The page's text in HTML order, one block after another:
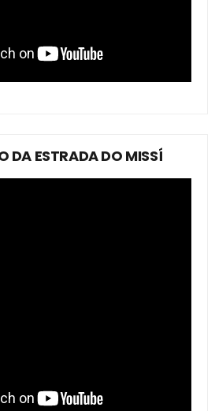
DA ESTRADA DO MISSÍ